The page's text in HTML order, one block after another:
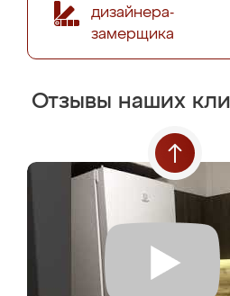
дизайнера-
замерщика
Отзывы наших